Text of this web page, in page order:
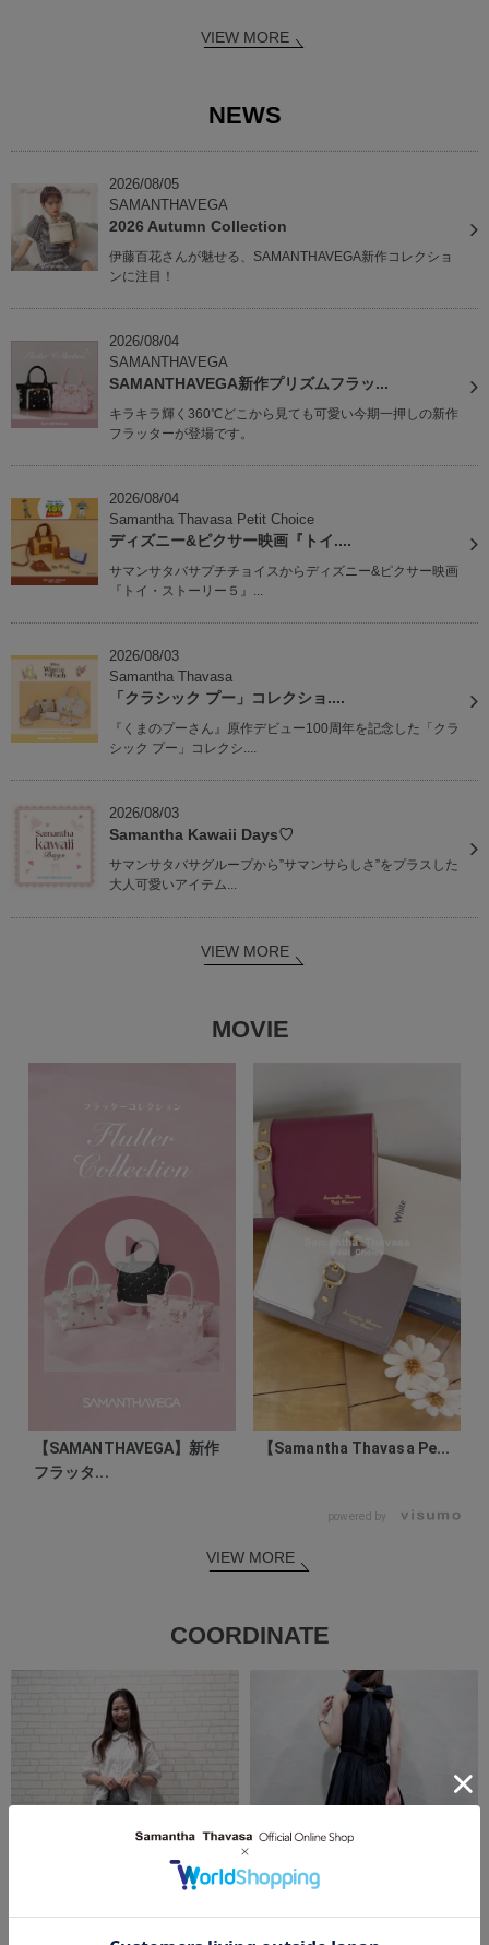
VIEW MORE
NEWS
2026/08/05
SAMANTHAVEGA
2026 Autumn Collection
伊藤百花さんが魅せる、SAMANTHAVEGA新作コレクショ
ンに注目！
2026/08/04
SAMANTHAVEGA
SAMANTHAVEGA新作プリズムフラッ...
キラキラ輝く360℃どこから見ても可愛い今期一押しの新作
フラッターが登場です。
2026/08/04
Samantha Thavasa Petit Choice
ディズニー&ピクサー映画『トイ....
サマンサタバサプチチョイスからディズニー&ピクサー映画
『トイ・ストーリー５』...
2026/08/03
Samantha Thavasa
「クラシック プー」コレクショ....
『くまのプーさん』原作デビュー100周年を記念した「クラ
シック プー」コレクシ....
2026/08/03
Samantha Kawaii Days♡
サマンサタバサグループから”サマンサらしさ”をプラスした
大人可愛いアイテム...
VIEW MORE
MOVIE
【SAMANTHAVEGA】新作
フラッタ...
【Samantha Thavasa Pe...
powered by
VIEW MORE
COORDINATE